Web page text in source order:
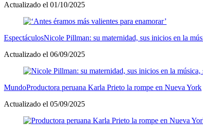
Actualizado el 01/10/2025
EspectáculosNicole Pillman: su maternidad, sus inicios en la
Actualizado el 06/09/2025
MundoProductora peruana Karla Prieto la rompe en Nueva York
Actualizado el 05/09/2025